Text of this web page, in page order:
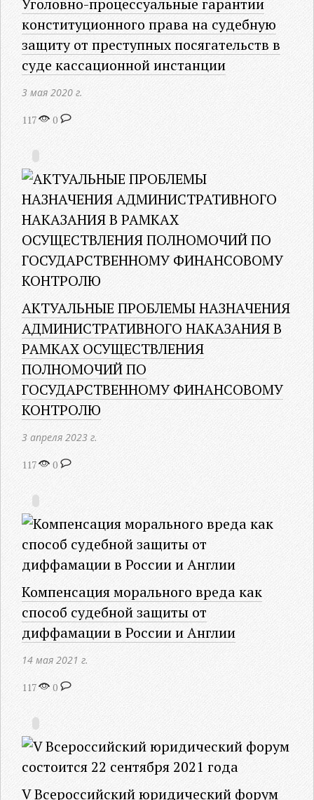
Уголовно-процессуальные гарантии
конституционного права на судебную
защиту от преступных посягательств в
суде кассационной инстанции
3 мая 2020 г.
117 0
АКТУАЛЬНЫЕ ПРОБЛЕМЫ НАЗНАЧЕНИЯ
АДМИНИСТРАТИВНОГО НАКАЗАНИЯ В
РАМКАХ ОСУЩЕСТВЛЕНИЯ
ПОЛНОМОЧИЙ ПО
ГОСУДАРСТВЕННОМУ ФИНАНСОВОМУ
КОНТРОЛЮ
3 апреля 2023 г.
117 0
Компенсация морального вреда как
способ судебной защиты от
диффамации в России и Англии
14 мая 2021 г.
117 0
V Всероссийский юридический форум